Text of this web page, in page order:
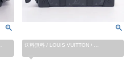
送料無料 / LOUIS VUITTON / …